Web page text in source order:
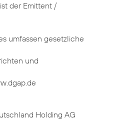
der Emittent /
umfassen gesetzliche
und
Holding AG